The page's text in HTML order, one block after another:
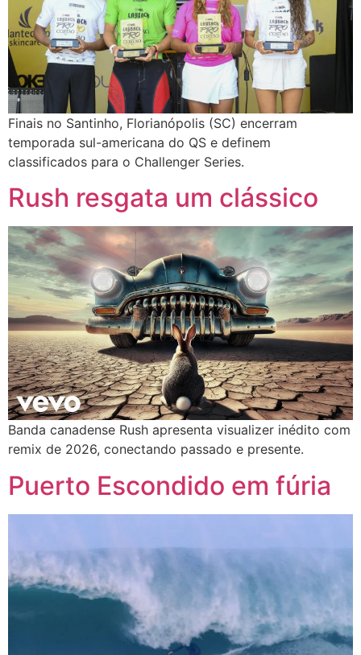
Finais no Santinho, Florianópolis (SC) encerram
temporada sul-americana do QS e definem
classificados para o Challenger Series.
Rush resgata um clássico
Banda canadense Rush apresenta visualizer inédito com
remix de 2026, conectando passado e presente.
Puerto Escondido em fúria